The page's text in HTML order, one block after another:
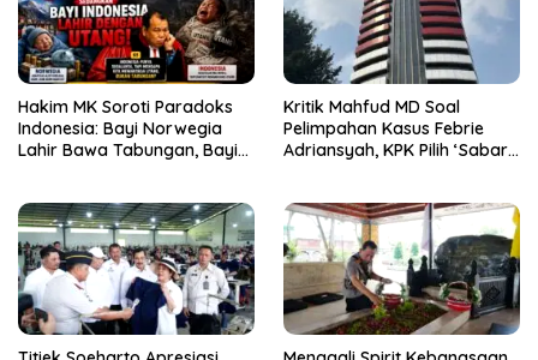
Hakim MK Soroti Paradoks
Indonesia: Bayi Norwegia
Lahir Bawa Tabungan, Bayi
Kritik Mahfud MD Soal
Pelimpahan Kasus Febrie
Adriansyah, KPK Pilih ‘Sabar’